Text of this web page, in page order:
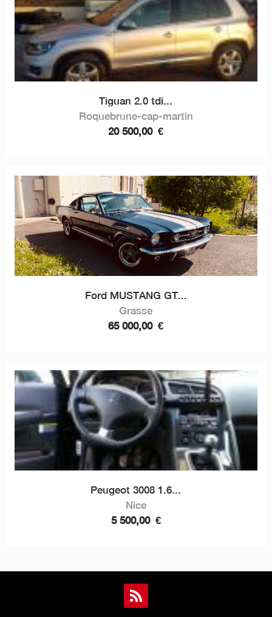
Tiguan 2.0 tdi...
Roquebrune-cap-martin
20 500,00 €
Ford MUSTANG GT...
Grasse
65 000,00 €
Peugeot 3008 1.6...
Nice
5 500,00 €